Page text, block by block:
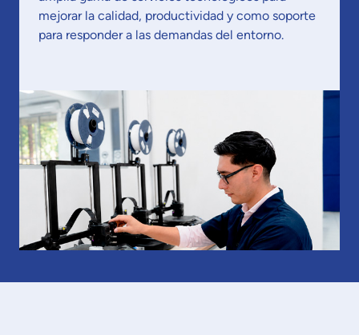
mejorar la calidad, productividad y como soporte
para responder a las demandas del entorno.